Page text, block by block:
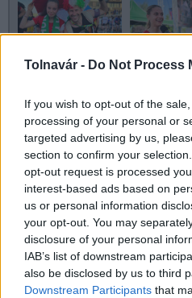
Tolnavár - Do Not Process
If you wish to opt-out of the
processing of your personal or
targeted advertising by us,
section to confirm your
opt-out request is processed
interest-based ads based on
us or personal information
your opt-out. You may
disclosure of your personal
IAB’s list of downstream
also be disclosed by us to third
Downstream Participants that
Országos hírek tájfutás
Magyar
tájfutó vb